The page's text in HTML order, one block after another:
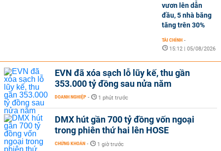
vươn lên dẫn
đầu, 5 nhà băng
tăng trên 30%
TÀI CHÍNH -
15:12 | 05/08/2026
EVN đã xóa sạch lỗ lũy kế, thu gần
353.000 tỷ đồng sau nửa năm
DOANH NGHIỆP - 1 phút trước
DMX hút gần 700 tỷ đồng vốn ngoại
trong phiên thứ hai lên HOSE
CHỨNG KHOÁN - 1 giờ trước